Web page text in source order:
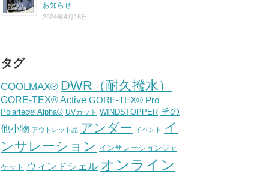
お知らせ
2024年4月16日
タグ
COOLMAX® DWR（耐久撥水）
GORE-TEX® Active GORE-TEX® Pro
Polartec® Alpha® UVカット WINDSTOPPER その
他小物 アウトレット品 アンダー イベント
イ
ンサレーション インサレーションジャ
ケット ウィンドシェル オンライン